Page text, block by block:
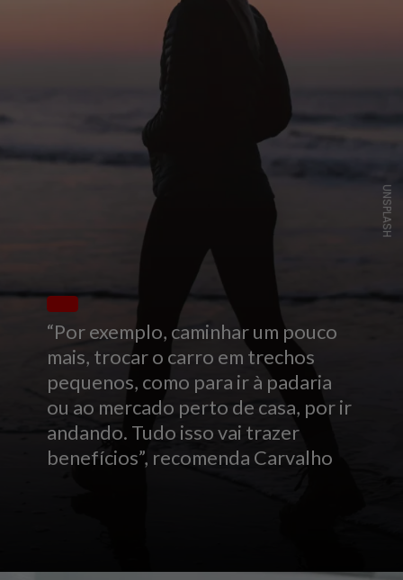
“Por exemplo, caminhar um pouco
mais, trocar o carro em trechos
pequenos, como para ir à padaria
ou ao mercado perto de casa, por ir
andando. Tudo isso vai trazer
benefícios”, recomenda Carvalho
UNSPLASH